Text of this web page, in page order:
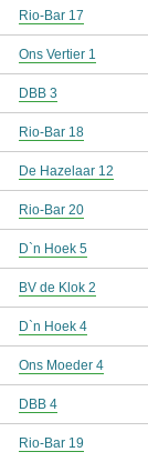
Rio-Bar 17
Ons Vertier 1
DBB 3
Rio-Bar 18
De Hazelaar 12
Rio-Bar 20
D`n Hoek 5
BV de Klok 2
D`n Hoek 4
Ons Moeder 4
DBB 4
Rio-Bar 19